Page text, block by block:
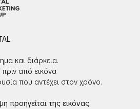
και διάρκεια.
πριν από εικόνα
που αντέχει στον χρόνο.
προηγείται της εικόνας.